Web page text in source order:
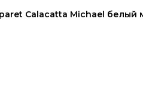
Calacatta Michael белый